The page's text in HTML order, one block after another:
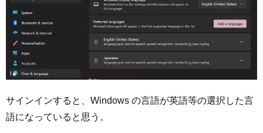
サインインすると、Windows の言語が英語等の選択した言
語になっていると思う。